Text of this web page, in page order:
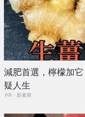
減肥首選，檸檬加
疑人生
PR・新素簡